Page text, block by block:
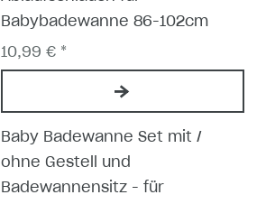
Babybadewanne 86-102cm
10,99 € *
Baby Badewanne Set mit /
ohne Gestell und
Badewannensitz - für